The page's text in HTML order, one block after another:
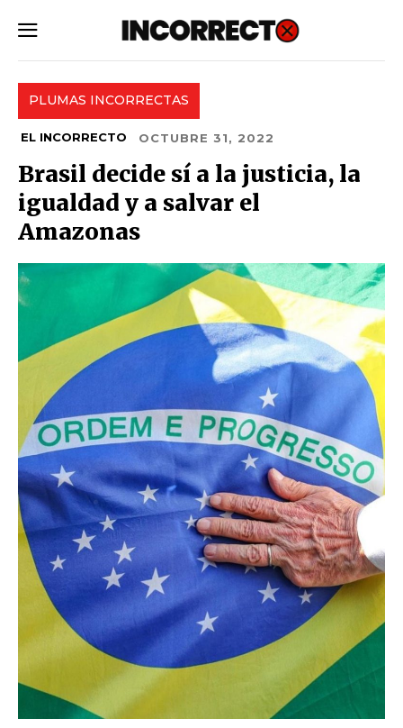
PLUMAS INCORRECTAS
EL INCORRECTO OCTUBRE 31, 2022
Brasil decide sí a la justicia, la
igualdad y a salvar el
Amazonas